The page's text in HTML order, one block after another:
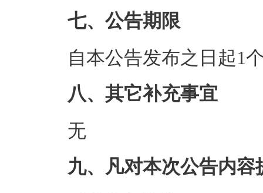
七、公告期限
自本公告发布之日起1
八、其它补充事宜
无
九、凡对本次公告内